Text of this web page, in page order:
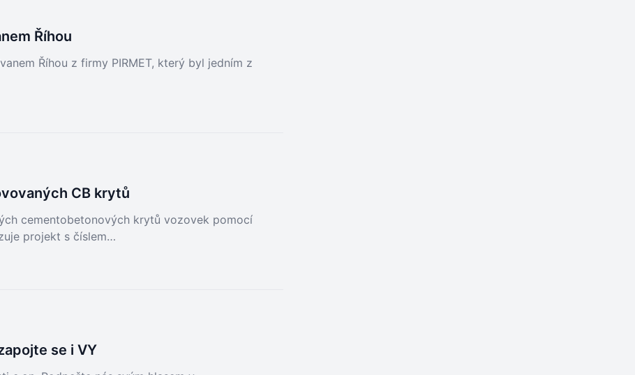
Říhou
Říhou z firmy PIRMET, který byl jedním z
CB krytů
cementobetonových krytů vozovek pomocí
projekt s číslem…
se i VY